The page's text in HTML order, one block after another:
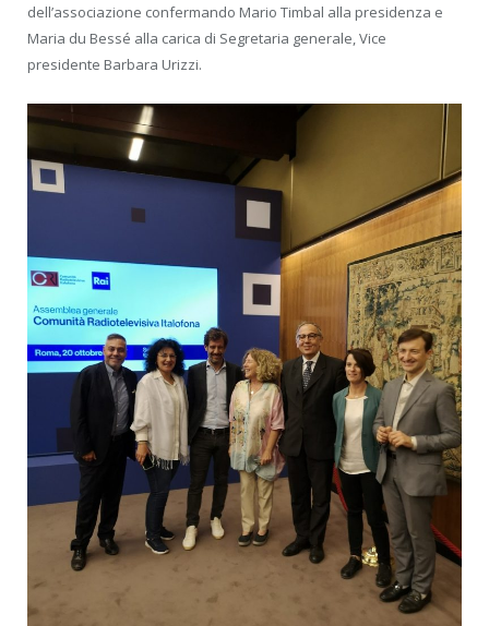
dell’associazione confermando Mario Timbal alla presidenza e
Maria du Bessé alla carica di Segretaria generale, Vice
presidente Barbara Urizzi.